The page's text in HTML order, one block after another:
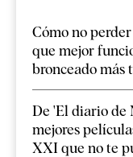
Cómo no
que mejor
bronceado más
De 'El diario de
mejores
XXI que no te